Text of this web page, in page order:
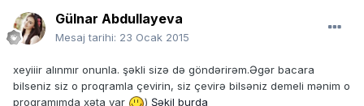
Gülnar Abdullayeva
Mesaj tarihi: 23 Ocak 2015
xeyiiir alınmır onunla. şəkli sizə də göndərirəm.Əgər bacara
bilseniz siz o proqramla çevirin, siz çevirə bilsəniz demeli mənim o
proqramımda xəta var
) Şəkil burda